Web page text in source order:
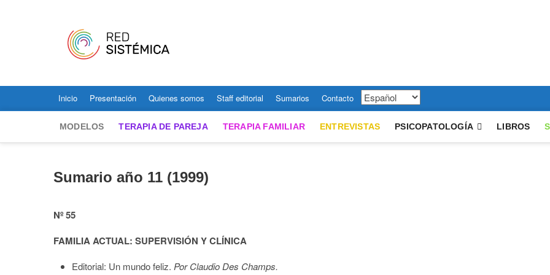
Inicio Presentación Quienes somos Staff editorial Sumarios Contacto
MODELOS TERAPIA DE PAREJA TERAPIA FAMILIAR ENTREVISTAS PSICOPATOLOGÍA LIBROS
Sumario año 11 (1999)
Nº 55
FAMILIA ACTUAL: SUPERVISIÓN Y CLÍNICA
Editorial: Un mundo feliz. Por Claudio Des Champs.